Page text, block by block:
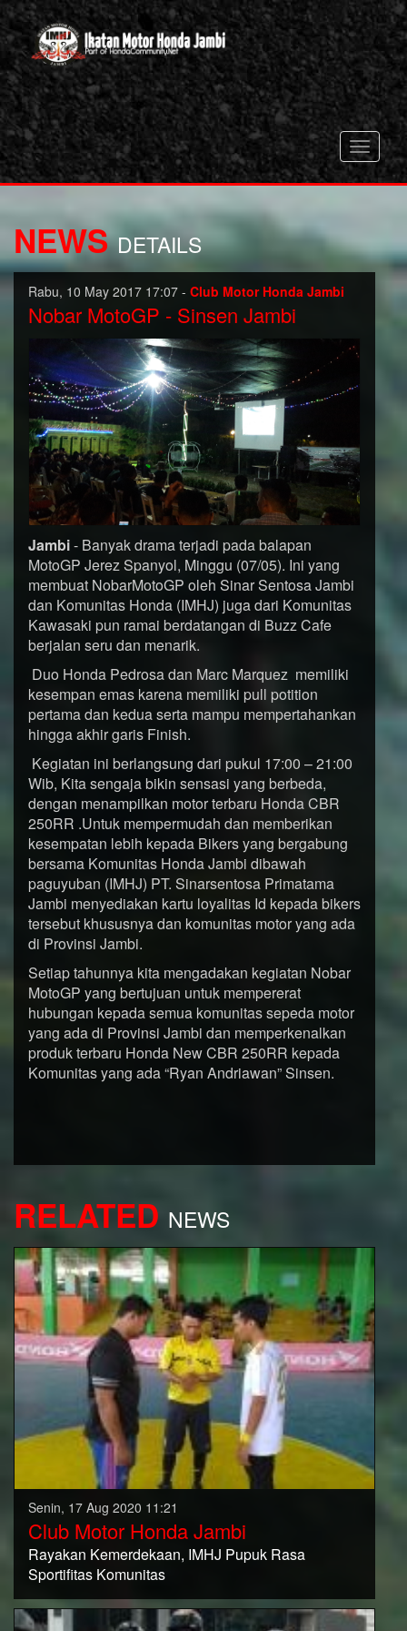
Toggle
NEWS DETAILS
Rabu, 10 May 2017 17:07 - Club Motor Honda Jambi
Nobar MotoGP - Sinsen Jambi
Jambi- Banyak drama terjadi pada balapan
MotoGP Jerez Spanyol, Minggu (07/05). Ini yang
membuat NobarMotoGP oleh Sinar Sentosa Jambi
dan Komunitas Honda (IMHJ) juga dari Komunitas
Kawasaki pun ramai berdatangan di Buzz Cafe
berjalan seru dan menarik.
Duo Honda Pedrosa dan Marc Marquez memiliki
kesempan emas karena memiliki pull potition
pertama dan kedua serta mampu mempertahankan
hingga akhir garis Finish.
Kegiatan ini berlangsung dari pukul 17:00 – 21:00
Wib, Kita sengaja bikin sensasi yang berbeda,
dengan menampilkan motor terbaru Honda CBR
250RR .Untuk mempermudah dan memberikan
kesempatan lebih kepada Bikers yang bergabung
bersama Komunitas Honda Jambi dibawah
paguyuban (IMHJ) PT. Sinarsentosa Primatama
Jambi menyediakan kartu loyalitas Id kepada bikers
tersebut khususnya dan komunitas motor yang ada
di Provinsi Jambi.
Setiap tahunnya kita mengadakan kegiatan Nobar
MotoGP yang bertujuan untuk mempererat
hubungan kepada semua komunitas sepeda motor
yang ada di Provinsi Jambi dan memperkenalkan
produk terbaru Honda New CBR 250RR kepada
Komunitas yang ada “Ryan Andriawan” Sinsen.
RELATED NEWS
Senin, 17 Aug 2020 11:21
Club Motor Honda Jambi
Rayakan Kemerdekaan, IMHJ Pupuk Rasa
Sportifitas Komunitas